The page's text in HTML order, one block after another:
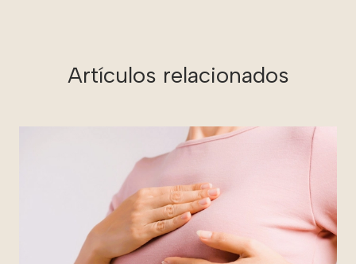
Artículos relacionados